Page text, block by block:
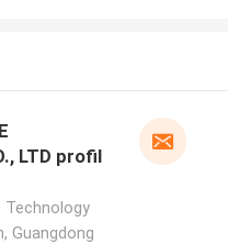
LTD profil
Technology
Guangdong